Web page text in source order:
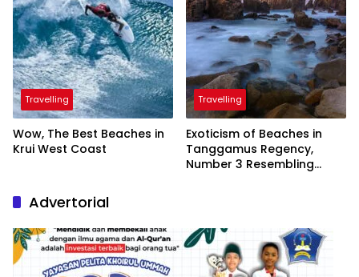
Travelling
Wow, The Best Beaches in
Krui West Coast
Travelling
Exoticism of Beaches in
Tanggamus Regency,
Number 3 Resembling
Advertorial